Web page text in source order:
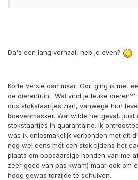
Da's een lang verhaal, heb je even?
Korte versie dan maar: Ooit ging ik met
de dierentuin. 'Wat vind je leuke dieren?'
dus stokstaartjes zien, vanwege hun
boevenmasker. Wat wilde het geval, juist
stokstaartjes in quarantaine. Ik
was ik onlosmakelijk verbonden met dit
nog wel eens met een stok tijdens het
plaats om boosaardige honden van me
zeer goed van pas kwam) maar ook om
hoog gewas terzijde te schuiven.